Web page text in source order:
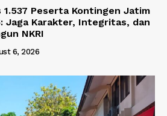
1.537 Peserta Kontingen Jatim
Jaga Karakter, Integritas, dan
NKRI
6, 2026